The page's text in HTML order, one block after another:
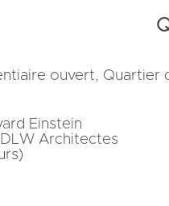
ouvert, Quartier
Einstein
DLW Architectes